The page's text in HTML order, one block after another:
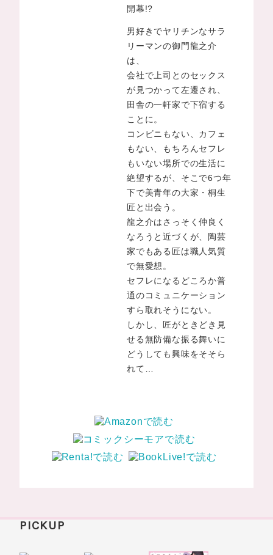
開幕!?
男好きでヤリチンなサラ
リーマンの御門龍之介
は、
会社で上司とのセックス
が見つかって左遷され、
田舎の一軒家で下宿する
ことに。
コンビニもない、カフェ
もない、もちろんセフレ
もいない場所での生活に
絶望するが、そこで6つ年
下で美青年の大家・桐生
匠と出会う。
龍之介はさっそく仲良く
なろうと近づくが、陶芸
家でもある匠は職人気質
で無愛想。
セフレになるどころか普
通のコミュニケーション
すら取れそうにない。
しかし、匠がときどき見
せる無防備な振る舞いに
どうしても興味をそそら
れて…
PICKUP